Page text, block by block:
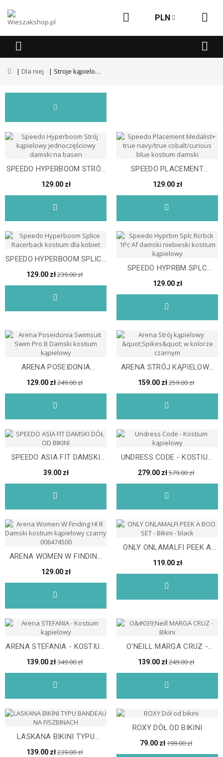
PLN
Dla niej Stroje kąpielowe
SPEEDO HYPERBOOM STRÓJ
KĄPIELOWY...
129.00 zł
SPEEDO PLACEMENT
MEDALIST+ TRUE
NAVY/TRUE...
129.00 zł
SPEEDO HYPERBOOM SPLICE
RACERBACK KOSTIUM...
129.00 zł239.00 zł
SPEEDO HYPRBM SPLC
RCRBCK 1PC AF DAMSKI...
129.00 zł
ARENA POSEIDONIA
SWIMSUIT SWIM PRO B...
129.00 zł249.00 zł
ARENA STRÓJ KĄPIELOWY
"SPIKES" W KOLORZE...
159.00 zł259.00 zł
SPEEDO ASIA FIT DAMSKI
DÓŁ OD BIKINI
39.00 zł
UNDRESS CODE - KOSTIUM
KĄPIELOWY
279.00 zł579.00 zł
ARENA WOMEN W FINDING
HL R DAMSKI KOSTIUM...
129.00 zł
ONLY ONLAMALFI PEEK A
BOO SET - BIKINI -...
119.00 zł
ARENA STEFANIA - KOSTIUM
KĄPIELOWY
139.00 zł349.00 zł
O'NEILL MARGA CRUZ -
BIKINI
139.00 zł249.00 zł
LASKANA BIKINI TYPU
BANDEAU NA FISZBINACH
139.00 zł239.00 zł
ROXY DÓŁ OD BIKINI
79.00 zł199.00 zł